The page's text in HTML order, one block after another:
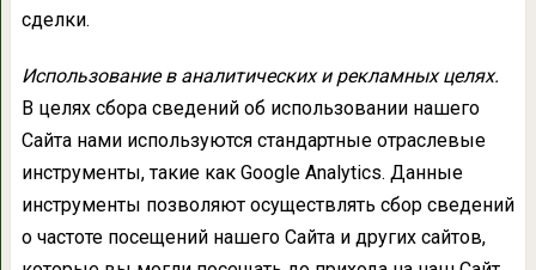
сделки.
Использование в аналитических и рекламных целях.
В целях сбора сведений об использовании нашего
Сайта нами используются стандартные отраслевые
инструменты, такие как Google Analytics. Данные
инструменты позволяют осуществлять сбор сведений
о частоте посещений нашего Сайта и других сайтов,